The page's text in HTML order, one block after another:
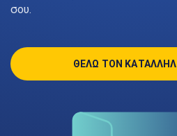
σου.
ΘΕΛΩ ΤΟΝ